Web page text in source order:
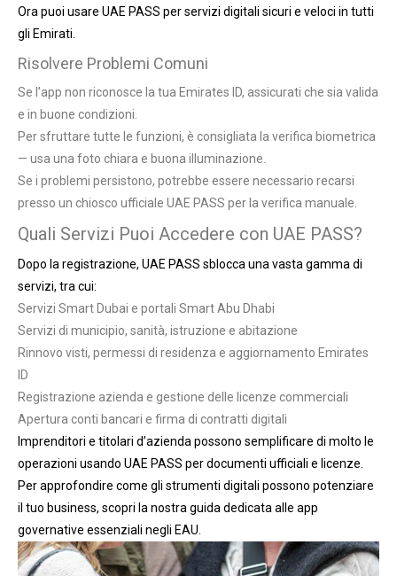
Ora puoi usare UAE PASS per servizi digitali sicuri e veloci in tutti
gli Emirati.
Risolvere Problemi Comuni
Se l’app non riconosce la tua Emirates ID, assicurati che sia valida
e in buone condizioni.
Per sfruttare tutte le funzioni, è consigliata la verifica biometrica
— usa una foto chiara e buona illuminazione.
Se i problemi persistono, potrebbe essere necessario recarsi
presso un chiosco ufficiale UAE PASS per la verifica manuale.
Quali Servizi Puoi Accedere con UAE PASS?
Dopo la registrazione, UAE PASS sblocca una vasta gamma di
servizi, tra cui:
Servizi Smart Dubai e portali Smart Abu Dhabi
Servizi di municipio, sanità, istruzione e abitazione
Rinnovo visti, permessi di residenza e aggiornamento Emirates
ID
Registrazione azienda e gestione delle licenze commerciali
Apertura conti bancari e firma di contratti digitali
Imprenditori e titolari d’azienda possono semplificare di molto le
operazioni usando UAE PASS per documenti ufficiali e licenze.
Per approfondire come gli strumenti digitali possono potenziare
il tuo business, scopri la nostra guida dedicata alle app
governative essenziali negli EAU.